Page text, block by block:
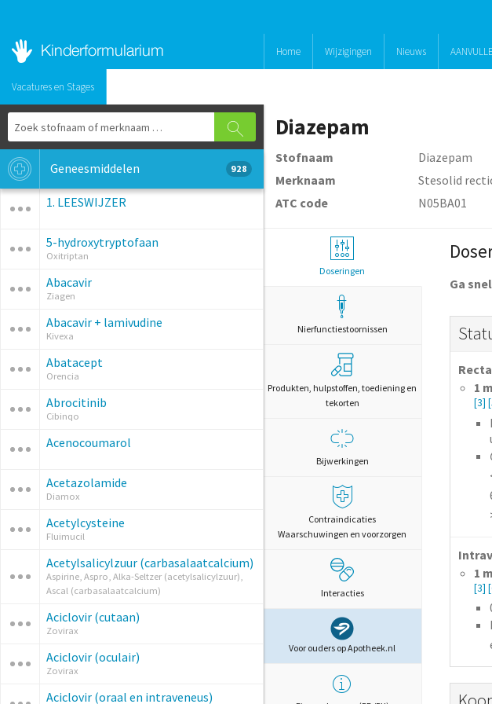
Home Wijzigingen Nieuws
Vacatures en Stages
Geneesmiddelen 928
1. LEESWIJZER
5-hydroxytryptofaan
Oxitriptan
Abacavir
Ziagen
Abacavir + lamivudine
Kivexa
Abatacept
Orencia
Abrocitinib
Cibinqo
Acenocoumarol
Acetazolamide
Diamox
Acetylcysteine
Fluimucil
Acetylsalicylzuur (carbasalaatcalcium)
Aspirine, Aspro, Alka-Seltzer (acetylsalicylzuur),
Ascal (carbasalaatcalcium)
Aciclovir (cutaan)
Zovirax
Aciclovir (oculair)
Zovirax
Aciclovir (oraal en intraveneus)
Diazepam
Stofnaam
Diazepam
Merknaam
Stesolid
ATC code
N05BA01
Doseringen
Nierfunctiestoornissen
Produkten, hulpstoffen, toediening en
tekorten
Bijwerkingen
Contraindicaties
Waarschuwingen en voorzorgen
Interacties
Voor ouders op Apotheek.nl
Ga
1
[3]
1
[3]